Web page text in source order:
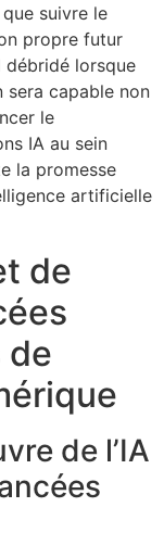
suivre le
propre futur
débridé lorsque
sera capable non
le
IA au sein
la promesse
artificielle
de
de
de l’IA